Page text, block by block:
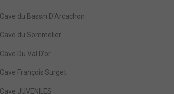
Cave du Bassin D'Arcachon
Cave du Sommelier
Cave Du Val D'or
Cave François Surget
Cave JUVENILES